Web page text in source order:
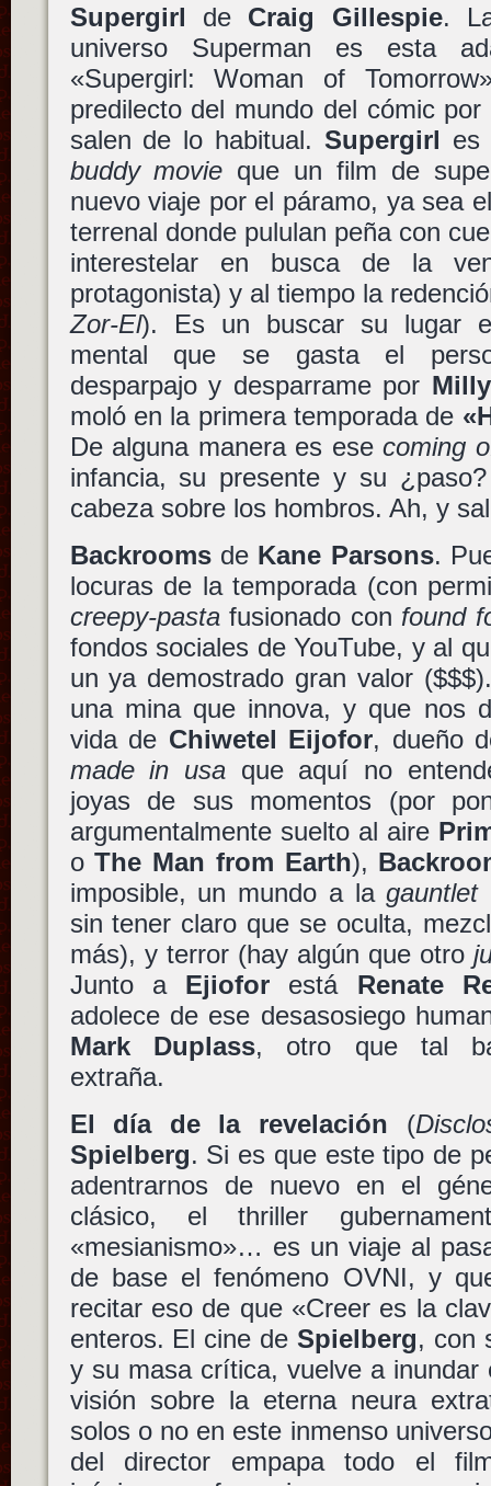
Supergirl de Craig Gillespie.
universo Superman es esta
«Supergirl: Woman of
predilecto del mundo del cómic
salen de lo habitual. Supergirl es
buddy movie que un film de
nuevo viaje por el páramo, ya sea
terrenal donde pululan peña con
interestelar en busca de la
protagonista) y al tiempo la
Zor-El). Es un buscar su lugar
mental que se gasta el
desparpajo y desparrame por
moló en la primera temporada de
De alguna manera es esecoming
infancia, su presente y su
cabeza sobre los hombros. Ah, y
Backroomsde Kane Parsons.
locuras de la temporada (con
creepy-pastafusionado con found
fondos sociales de YouTube, y al
un ya demostrado gran valor ($$$).
una mina que innova, y que nos
vida de Chiwetel Eijofor, dueño
made in usaque aquí no
joyas de sus momentos (por
argumentalmente suelto al aire
oThe Man from Earth),
imposible, un mundo a lagauntlet
sin tener claro que se oculta,
más), y terror (hay algún que otro
Junto a Ejiofor está Renate
adolece de ese desasosiego
Mark Duplass, otro que tal
extraña.
El día de la revelación (
Spielberg. Si es que este tipo de
adentrarnos de nuevo en el
clásico, el thriller
«mesianismo»… es un viaje al
de base el fenómeno OVNI, y
recitar eso de que «Creer es la
enteros. El cine deSpielberg, con
y su masa crítica, vuelve a inundar
visión sobre la eterna neura
solos o no en este inmenso
del director empapa todo el